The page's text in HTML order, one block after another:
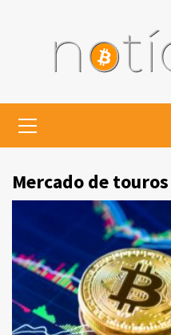
Menu
Mercado de touros